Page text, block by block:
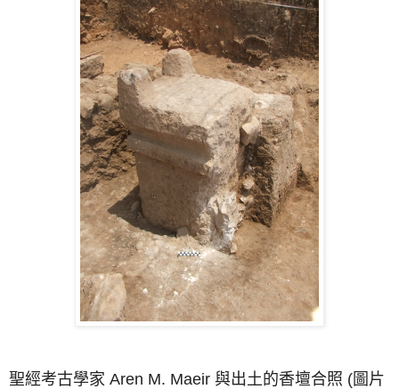
聖經考古學家 Aren M. Maeir 與出土的香壇合照 (圖片